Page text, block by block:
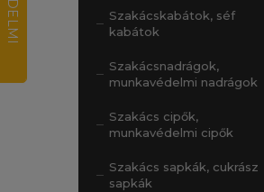
Szakácskabátok, séf
kabátok
Szakácsnadrágok,
munkavédelmi nadrágok
Szakács cipők,
munkavédelmi cipők
Szakács sapkák, cukrász
sapkák